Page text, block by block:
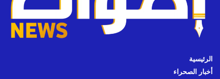
الرئيسية
أخبار الصحراء